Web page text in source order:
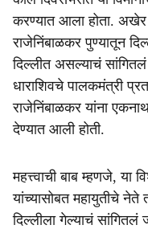
करण्यात आला होता. अखेर
राजेनिंबाळकर पुण्यातून
दिल्लीत असल्याचं
धाराशिवचे पालकमंत्री
राजेनिंबाळकर यांना
देण्यात आली होती.
महत्त्वाची बाब म्हणजे, या
यांच्यासोबत महायुतीचे नेते
दिल्लीला गेल्याचं